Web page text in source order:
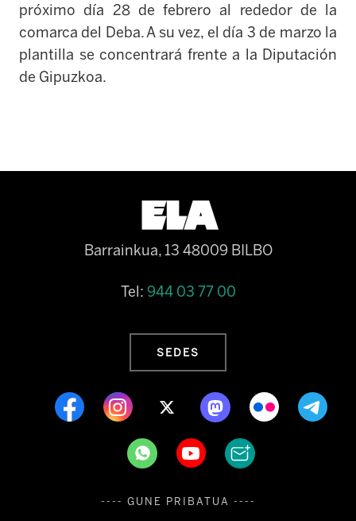
próximo día 28 de febrero al rededor de la
comarca del Deba. A su vez, el día 3 de marzo la
plantilla se concentrará frente a la Diputación
de Gipuzkoa.
Barrainkua, 13 48009 BILBO
Tel: 944 03 77 00
SEDES
---- GUNE PRIBATUA ----